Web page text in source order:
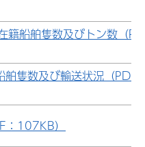
籍船舶隻数及びトン数（
舶隻数及び輸送状況（PDF
：107KB）